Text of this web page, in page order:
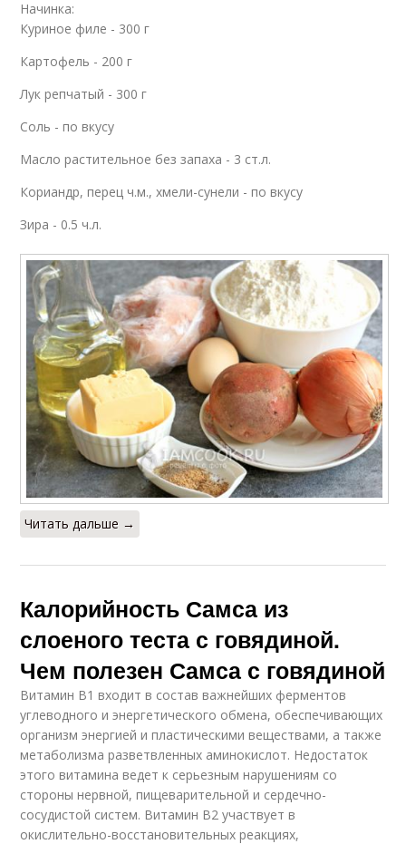
Начинка:
Куриное филе - 300 г
Картофель - 200 г
Лук репчатый - 300 г
Соль - по вкусу
Масло растительное без запаха - 3 ст.л.
Кориандр, перец ч.м., хмели-сунели - по вкусу
Зира - 0.5 ч.л.
Читать дальше →
Калорийность Самса из
слоеного теста с говядиной.
Чем полезен Самса с говядиной
Витамин В1 входит в состав важнейших ферментов
углеводного и энергетического обмена, обеспечивающих
организм энергией и пластическими веществами, а также
метаболизма разветвленных аминокислот. Недостаток
этого витамина ведет к серьезным нарушениям со
стороны нервной, пищеварительной и сердечно-
сосудистой систем. Витамин В2 участвует в
окислительно-восстановительных реакциях,